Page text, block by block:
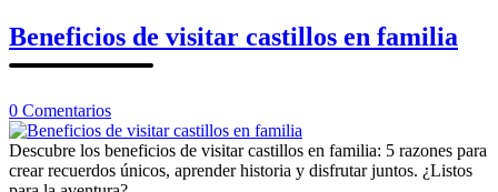
Beneficios de visitar castillos en familia
0 Comentariosen
Beneficios
de
visitar
Descubre los beneficios de visitar castillos en familia: 5 razones para
crear recuerdos únicos, aprender historia y disfrutar juntos. ¿Listos